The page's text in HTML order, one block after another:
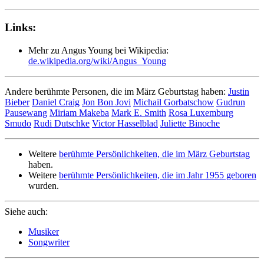
Links:
Mehr zu Angus Young bei Wikipedia:
de.wikipedia.org/wiki/Angus_Young
Andere berühmte Personen, die im März Geburtstag haben: Justin
Bieber Daniel Craig Jon Bon Jovi Michail Gorbatschow Gudrun
Pausewang Miriam Makeba Mark E. Smith Rosa Luxemburg
Smudo Rudi Dutschke Victor Hasselblad Juliette Binoche
Weitere berühmte Persönlichkeiten, die im März Geburtstag
haben.
Weitere berühmte Persönlichkeiten, die im Jahr 1955 geboren
wurden.
Siehe auch:
Musiker
Songwriter